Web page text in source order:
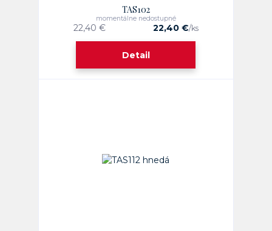
TAS102
22,40 € 22,40 €/ks
momentálne nedostupné
Detail